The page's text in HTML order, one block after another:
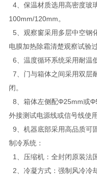
4、保温材质选用高密度玻
100mm/120mm。
5、观察窗采用多层中空钢
电膜加热除霜清楚观察试验过
6、温度循环系统采用耐温
7、门与箱体之间采用双层
闭。
8、箱体左侧配Φ25mm或
外接测试电源线或信号线使
9、机器底部采用高品质可
制冷系统：
1、压缩机：全封闭原装法
2、冷凝方式：强制风冷冷